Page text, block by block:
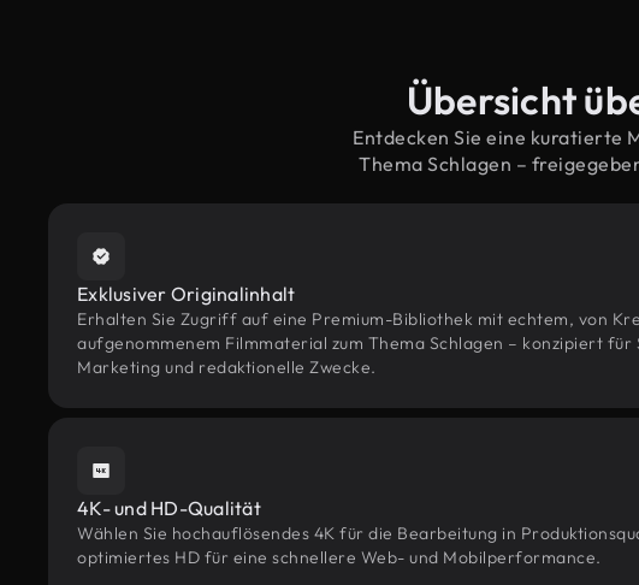
Übersicht
Entdecken Sie eine kuratierte
Thema Schlagen –
Exklusiver Originalinhalt
Erhalten Sie Zugriff auf eine Premium-Bibliothek mit echtem, von
aufgenommenem Filmmaterial zum Thema Schlagen – konzipiert für
Marketing und redaktionelle Zwecke.
4K- und HD-Qualität
Wählen Sie hochauflösendes 4K für die Bearbeitung in
optimiertes HD für eine schnellere Web- und Mobilperformance.